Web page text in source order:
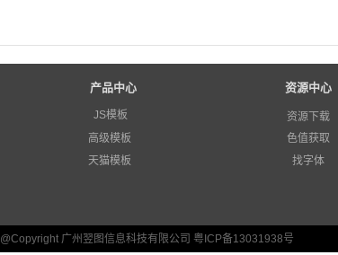
产品中心 资源中心
JS模板
高级模板
天猫模板
资源下载
@Copyright 广州翌图信息科技有限公司 粤ICP备13031938号
色值获取
找字体